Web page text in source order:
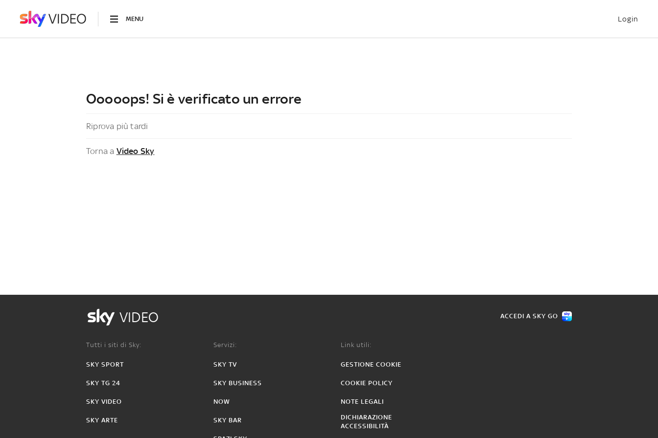
MENU Login
Ooooops! Si è verificato un errore
Riprova più tardi
Torna a Video Sky
VIDEO ACCEDI A SKY GO
Tutti i siti di Sky:
SKY SPORT
SKY TG 24
SKY VIDEO
SKY ARTE
Servizi:
SKY TV
SKY BUSINESS
NOW
SKY BAR
Link utili:
GESTIONE COOKIE
COOKIE POLICY
NOTE LEGALI
DICHIARAZIONE
ACCESSIBILITÀ